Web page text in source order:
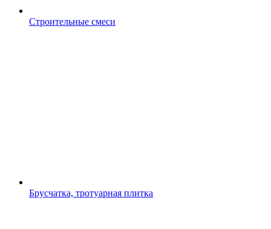
Строительные смеси
Брусчатка, тротуарная плитка